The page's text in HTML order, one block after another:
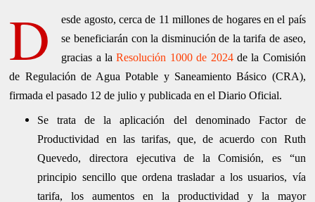
D
esde agosto, cerca de 11 millones de hogares en el país
se beneficiarán con la disminución de la tarifa de aseo,
gracias a laResolución 1000 de 2024de la Comisión
de Regulación de Agua Potable y Saneamiento Básico (CRA),
firmada el pasado 12 de julio y publicada en el Diario Oficial.
Se trata de la aplicación del denominado Factor de
Productividad en las tarifas, que, de acuerdo con Ruth
Quevedo, directora ejecutiva de la Comisión, es “un
principio sencillo que ordena trasladar a los usuarios, vía
tarifa, los aumentos en la productividad y la mayor